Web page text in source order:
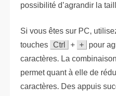
possibilité d’agrandir la
Si vous êtes sur PC,
touches Ctrl + +
pour
caractères. La
permet quant à elle de
caractères. Des appuis